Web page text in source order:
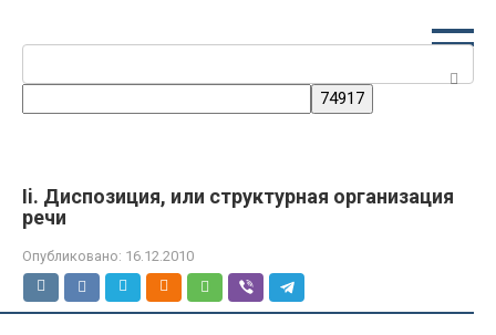
Ii. Диспозиция, или структурная организация
речи
Опубликовано: 16.12.2010